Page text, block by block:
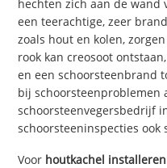
hechten zich aan de wand
een teerachtige, zeer
zoals hout en kolen,
rook kan creosoot
en een schoorsteenbrand
bij schoorsteenproblemen
schoorsteenvegersbedrijf
schoorsteeninspecties ook
Voor houtkachel installeren